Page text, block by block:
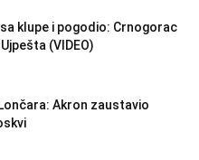
klupe i pogodio: Crnogorac
(VIDEO)
Akron zaustavio